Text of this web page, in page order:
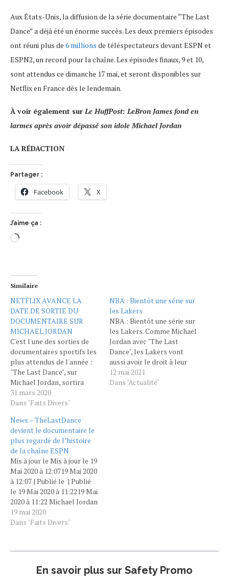
Aux États-Unis, la diffusion de la série documentaire “The Last
Dance” a déjà été un énorme succès. Les deux premiers épisodes
ont réuni plus de 6 millions de téléspectateurs devant ESPN et
ESPN2, un record pour la chaîne. Les épisodes finaux, 9 et 10,
sont attendus ce dimanche 17 mai, et seront disponibles sur
Netflix en France dès le lendemain.
À voir également surLe HuffPost: LeBron James fond en
larmes après avoir dépassé son idole Michael Jordan
LA RÉDACTION
Partager :
Facebook X
J’aime ça :
Similaire
NETFLIX AVANCE LA
DATE DE SORTIE DU
DOCUMENTAIRE SUR
MICHAEL JORDAN
C'est l'une des sorties de
documentaires sportifs les
plus attendus de l'année :
"The Last Dance", sur
Michael Jordan, sortira
finalement en avril sur
Netflix.C'est la série la plus
tous les fans de sport, de
basket et de Michael
Jordan en particulier, The
Last Dance,qui revient…
31 mars 2020
Dans "Faits Divers"
NBA : Bientôt une série sur
les Lakers
NBA : Bientôt une série sur
les Lakers. Comme Michael
Jordan avec "The Last
Dance", les Lakers vont
aussi avoir le droit à leur
série documentaire,
retraçant leurs quatre
12 mai 2021
Dans "Actualité"
News – TheLastDance
devient le documentaire le
plus regardé de l’histoire
de la chaîne ESPN
Mis à jour le Mis à jour le 19
Mai 2020 à 12:0719 Mai 2020
à 12:07 | Publié le | Publié
le 19 Mai 2020 à 11:2219 Mai
2020 à 11:22 Michael Jordan
dans la série documentaire
«The Last Dance». [©
documentaire «The Last
Par Par CNEWSCNEWS
19 mai 2020
Dans "Faits Divers"
En savoir plus sur Safety Promo